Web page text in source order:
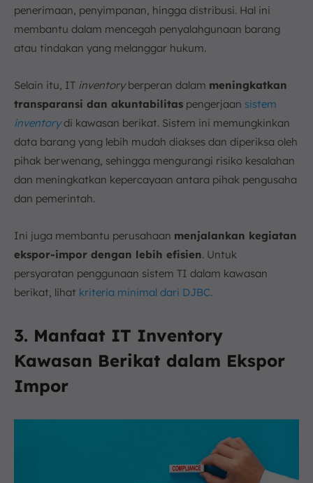
penerimaan, penyimpanan, hingga distribusi. Hal ini
membantu dalam mencegah penyalahgunaan barang
atau tindakan yang melanggar hukum.
Selain itu, IT inventoryberperan dalam meningkatkan
transparansi dan akuntabilitas pengerjaan sistem
inventorydi kawasan berikat. Sistem ini memungkinkan
data barang yang lebih mudah diakses dan diperiksa oleh
pihak berwenang, sehingga mengurangi risiko kesalahan
dan meningkatkan kepercayaan antara pihak pengusaha
dan pemerintah.
Ini juga membantu perusahaan menjalankan kegiatan
ekspor-impor dengan lebih efisien. Untuk
persyaratan penggunaan sistem TI dalam kawasan
berikat, lihat kriteria minimal dari DJBC.
3. Manfaat IT Inventory
Kawasan Berikat dalam Ekspor
Impor